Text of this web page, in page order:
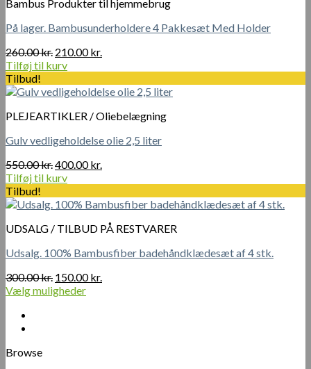
Bambus Produkter til hjemmebrug
På lager. Bambusunderholdere 4 Pakkesæt Med Holder
260.00kr. Den
oprindelige
var:
210.00kr.
er:
Tilføj til kurv
Tilbud!
PLEJEARTIKLER / Oliebelægning
Gulv vedligeholdelse olie 2,5 liter
550.00kr.Den
oprindelige
var:
400.00kr.
er:
Tilføj til kurv
Tilbud!
UDSALG / TILBUD PÅ RESTVARER
Udsalg. 100% Bambusfiber badehåndklædesæt af 4 stk.
300.00kr. Den
oprindelige
150.00kr.
Vælg muligheder
vare
varianter.
Browse